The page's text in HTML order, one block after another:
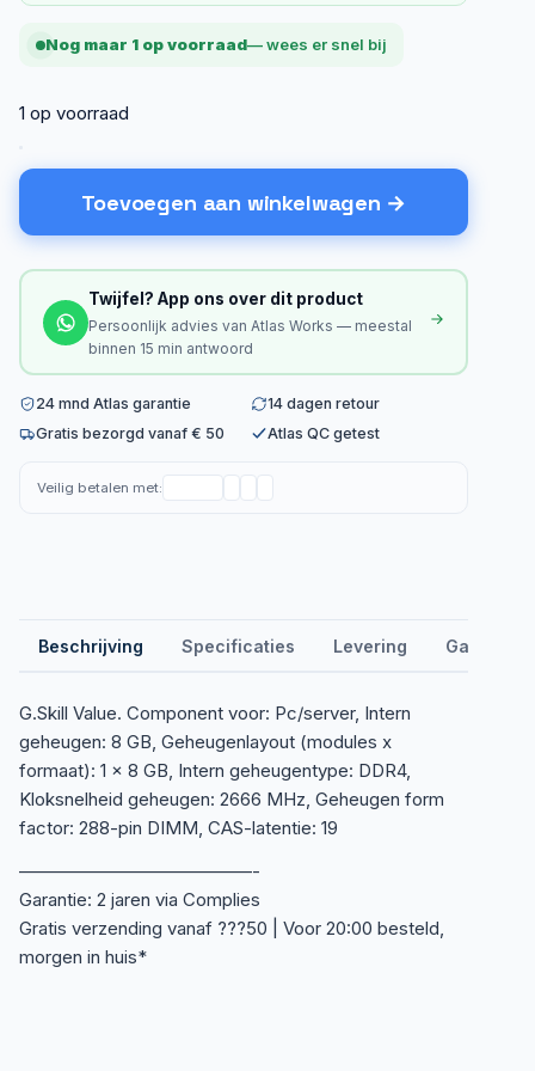
Nog maar 1 op voorraad— wees er snel bij
1 op voorraad
Toevoegen aan winkelwagen
Twijfel? App ons over dit product
Persoonlijk advies van Atlas Works — meestal
binnen 15 min antwoord
24 mnd Atlas garantie
14 dagen retour
Gratis bezorgd vanaf € 50
Atlas QC getest
Veilig betalen met:
Beschrijving Specificaties Levering Garantie
G.Skill Value. Component voor: Pc/server, Intern
geheugen: 8 GB, Geheugenlayout (modules x
formaat): 1 x 8 GB, Intern geheugentype: DDR4,
Kloksnelheid geheugen: 2666 MHz, Geheugen form
factor: 288-pin DIMM, CAS-latentie: 19
—————————————-
Garantie: 2 jaren via Complies
Gratis verzending vanaf ???50 | Voor 20:00 besteld,
morgen in huis*